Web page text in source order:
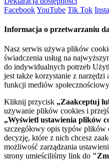
FacebookYouTube Tik Tok
Informacja o przetwarzaniu
Nasz serwis używa plików
świadczenia usług na
do indywidualnych potrzeb
jest także korzystanie z
funkcji mediów
Kliknij przycisk „Zaakceptuj
używanie plików cookies i
„Wyświetl ustawienia plików
szczegółowy opis typów plików
decyzję, które z nich chcesz
możliwość zarządzania
strony umieściliśmy link do